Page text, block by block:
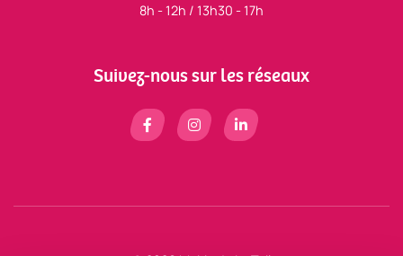
8h - 12h / 13h30 - 17h
Suivez-nous sur les réseaux